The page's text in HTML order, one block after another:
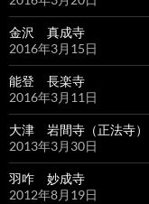
金沢 真成寺
2016年3月15日
能登 長楽寺
2016年3月11日
大津 岩間寺（正法寺）
2013年3月30日
羽咋 妙成寺
2012年8月19日